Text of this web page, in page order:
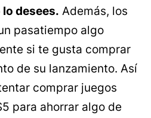
desees. Además, los
pasatiempo algo
si te gusta comprar
de su lanzamiento. Así
comprar juegos
para ahorrar algo de